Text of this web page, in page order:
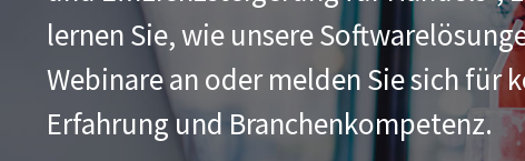
lernen Sie, wie unsere
Webinare an oder melden Sie sich
Erfahrung und Branchenkompetenz.